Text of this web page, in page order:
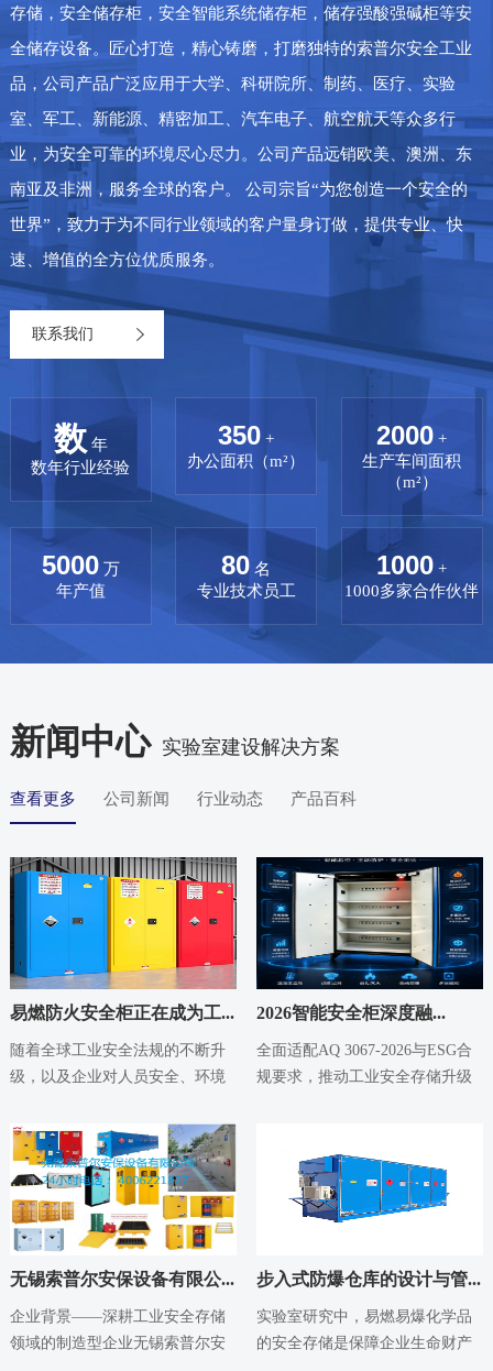
存储，安全储存柜，安全智能系统储存柜，储存强酸强碱柜等安
全储存设备。匠心打造，精心铸磨，打磨独特的索普尔安全工业
品，公司产品广泛应用于大学、科研院所、制药、医疗、实验
室、军工、新能源、精密加工、汽车电子、航空航天等众多行
业，为安全可靠的环境尽心尽力。公司产品远销欧美、澳洲、东
南亚及非洲，服务全球的客户。 公司宗旨“为您创造一个安全的
世界”，致力于为不同行业领域的客户量身订做，提供专业、快
速、增值的全方位优质服务。
联系我们
数 年
数年行业经验
350 +
办公面积（m²）
2000 +
生产车间面积
（m²）
5000万
年产值
80 名
专业技术员工
1000 +
1000多家合作伙伴
新闻中心实验室建设解决方案
查看更多 公司新闻 行业动态 产品百科
易燃防火安全柜正在成为工...
2026-05-18
随着全球工业安全法规的不断升
级，以及企业对人员安全、环境
高，易燃防火安全柜...
2026智能安全柜深度融...
2026-05-14
全面适配AQ 3067-2026与ESG合
规要求，推动工业安全存储升级
无锡索普尔安保设备有限公...
2026-05-14
企业背景——深耕工业安全存储
领域的制造型企业无锡索普尔安
步入式防爆仓库的设计与管...
2026-05-14
实验室研究中，易燃易爆化学品
的安全存储是保障企业生命财产